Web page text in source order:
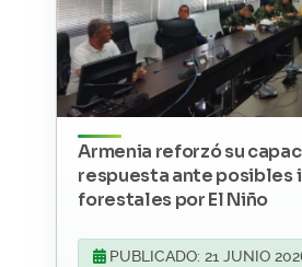
Armenia reforzó su
respuesta ante posibles
forestales por El Niño
PUBLICADO: 21 JUNIO